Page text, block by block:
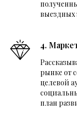
выездных
4.
рынке от
целевой
план